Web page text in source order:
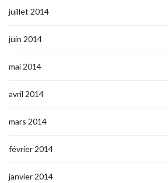
juillet 2014
juin 2014
mai 2014
avril 2014
mars 2014
février 2014
janvier 2014